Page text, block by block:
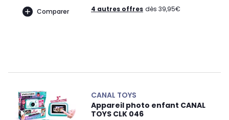
Comparer 4 autres offres dès 39,95€
CANAL TOYS
Appareil photo enfant CANAL
TOYS CLK 046